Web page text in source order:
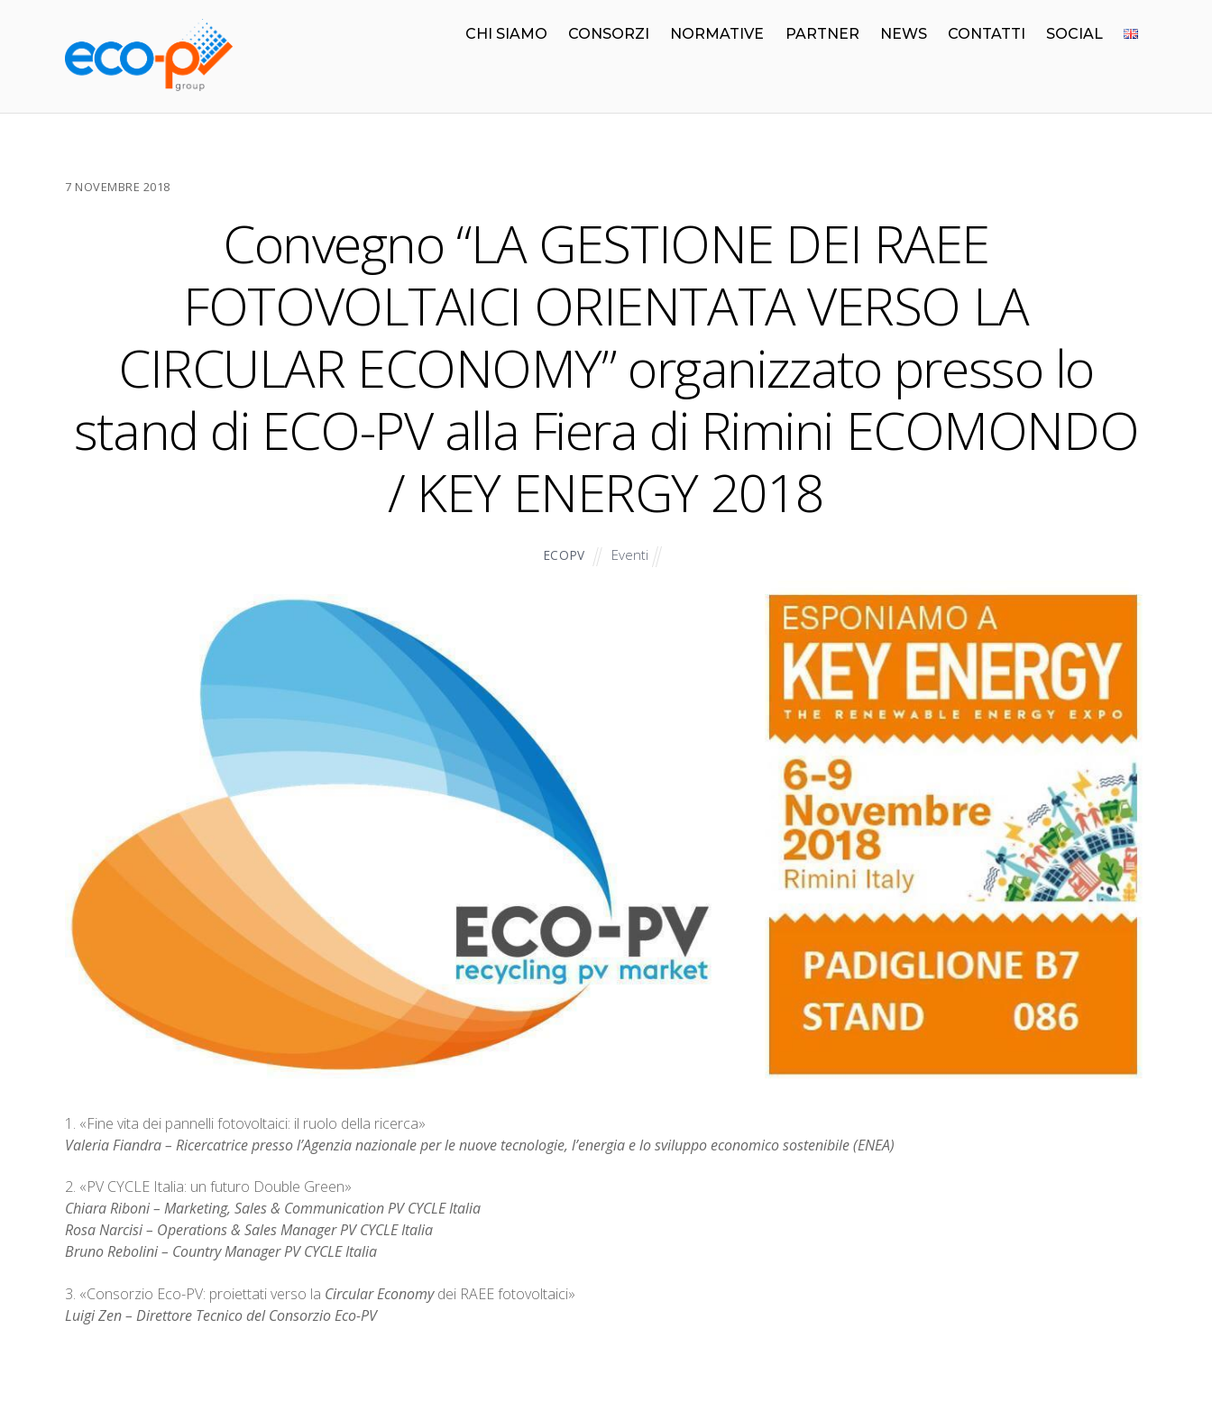
CHI SIAMO CONSORZI NORMATIVE PARTNER NEWS CONTATTI SOCIAL
7 NOVEMBRE 2018
Convegno “LA GESTIONE DEI RAEE
FOTOVOLTAICI ORIENTATA VERSO LA
CIRCULAR ECONOMY” organizzato presso lo
stand di ECO-PV alla Fiera di Rimini ECOMONDO
/ KEY ENERGY 2018
ECOPV Eventi
1. «Fine vita dei pannelli fotovoltaici: il ruolo della ricerca»
Valeria Fiandra – Ricercatrice presso l’Agenzia nazionale per le nuove tecnologie, l’energia e lo sviluppo economico sostenibile (ENEA)
2. «PV CYCLE Italia: un futuro Double Green»
Chiara Riboni – Marketing, Sales & Communication PV CYCLE Italia
Rosa Narcisi – Operations & Sales Manager PV CYCLE Italia
Bruno Rebolini – Country Manager PV CYCLE Italia
3. «Consorzio Eco-PV: proiettati verso la Circular Economydei RAEE fotovoltaici»
Luigi Zen – Direttore Tecnico del Consorzio Eco-PV